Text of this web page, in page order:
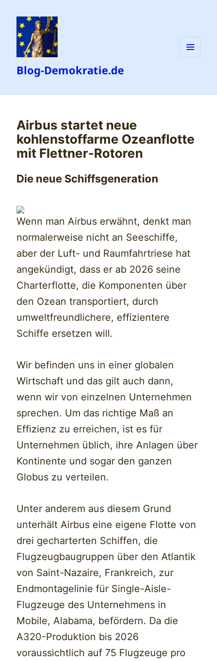
Blog-Demokratie.de
Airbus startet neue
kohlenstoffarme Ozeanflotte
mit Flettner-Rotoren
Die neue Schiffsgeneration
Wenn man Airbus erwähnt, denkt man
normalerweise nicht an Seeschiffe,
aber der Luft- und Raumfahrtriese hat
angekündigt, dass er ab 2026 seine
Charterflotte, die Komponenten über
den Ozean transportiert, durch
umweltfreundlichere, effizientere
Schiffe ersetzen will.
Wir befinden uns in einer globalen
Wirtschaft und das gilt auch dann,
wenn wir von einzelnen Unternehmen
sprechen. Um das richtige Maß an
Effizienz zu erreichen, ist es für
Unternehmen üblich, ihre Anlagen über
Kontinente und sogar den ganzen
Globus zu verteilen.
Unter anderem aus diesem Grund
unterhält Airbus eine eigene Flotte von
drei gecharterten Schiffen, die
Flugzeugbaugruppen über den Atlantik
von Saint-Nazaire, Frankreich, zur
Endmontagelinie für Single-Aisle-
Flugzeuge des Unternehmens in
Mobile, Alabama, befördern. Da die
A320-Produktion bis 2026
voraussichtlich auf 75 Flugzeuge pro